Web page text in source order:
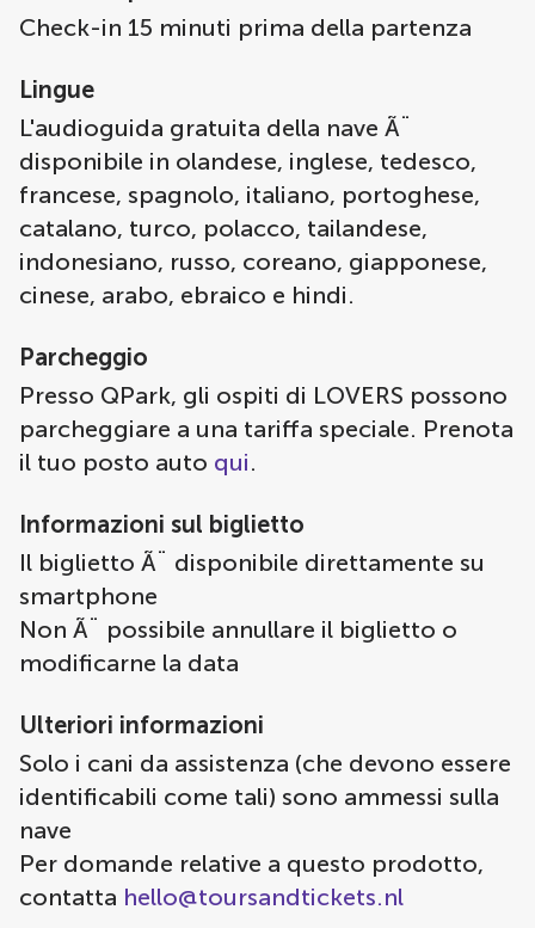
Check-in 15 minuti prima della partenza
Lingue
L'audioguida gratuita della nave Ã¨
disponibile in olandese, inglese, tedesco,
francese, spagnolo, italiano, portoghese,
catalano, turco, polacco, tailandese,
indonesiano, russo, coreano, giapponese,
cinese, arabo, ebraico e hindi.
Parcheggio
Presso QPark, gli ospiti di LOVERS possono
parcheggiare a una tariffa speciale. Prenota
il tuo posto auto qui.
Informazioni sul biglietto
Il biglietto Ã¨ disponibile direttamente su
smartphone
Non Ã¨ possibile annullare il biglietto o
modificarne la data
Ulteriori informazioni
Solo i cani da assistenza (che devono essere
identificabili come tali) sono ammessi sulla
nave
Per domande relative a questo prodotto,
contatta hello@toursandtickets.nl